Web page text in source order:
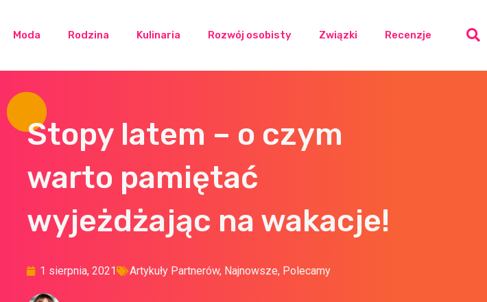
Moda Rodzina Kulinaria Rozwój osobisty Związki Recenzje
Stopy latem – o czym
warto pamiętać
wyjeżdżając na wakacje!
1 sierpnia, 2021 Artykuły Partnerów, Najnowsze, Polecamy